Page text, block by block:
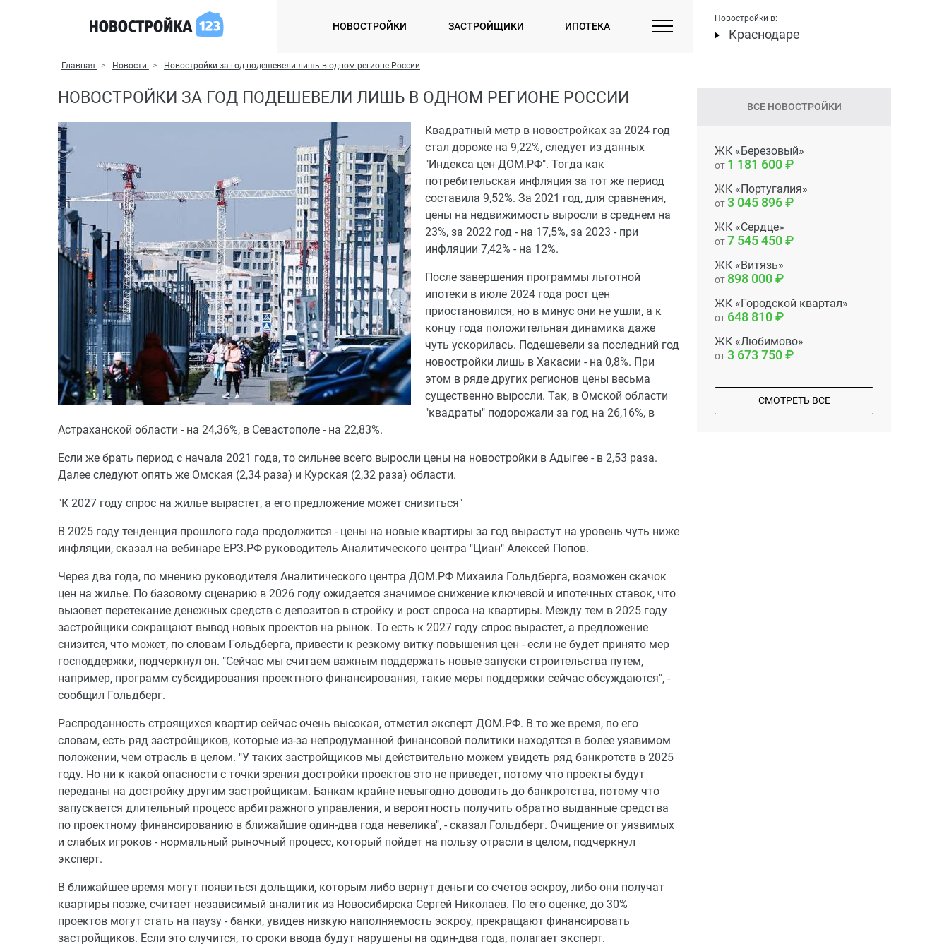
НОВОСТРОЙКИ ЗАСТРОЙЩИКИ ИПОТЕКА
Новостройки в:
Краснодаре
Главная Новости Новостройки за год подешевели лишь в одном регионе России
НОВОСТРОЙКИ ЗА ГОД ПОДЕШЕВЕЛИ ЛИШЬ В ОДНОМ РЕГИОНЕ РОССИИ
Квадратный метр в новостройках за 2024 год
стал дороже на 9,22%, следует из данных
"Индекса цен ДОМ.РФ". Тогда как
потребительская инфляция за тот же период
составила 9,52%. За 2021 год, для сравнения,
цены на недвижимость выросли в среднем на
23%, за 2022 год - на 17,5%, за 2023 - при
инфляции 7,42% - на 12%.
После завершения программы льготной
ипотеки в июле 2024 года рост цен
приостановился, но в минус они не ушли, а к
концу года положительная динамика даже
чуть ускорилась. Подешевели за последний год
новостройки лишь в Хакасии - на 0,8%. При
этом в ряде других регионов цены весьма
существенно выросли. Так, в Омской области
"квадраты" подорожали за год на 26,16%, в
Астраханской области - на 24,36%, в Севастополе - на 22,83%.
Если же брать период с начала 2021 года, то сильнее всего выросли цены на новостройки в Адыгее - в 2,53 раза.
Далее следуют опять же Омская (2,34 раза) и Курская (2,32 раза) области.
"К 2027 году спрос на жилье вырастет, а его предложение может снизиться"
В 2025 году тенденция прошлого года продолжится - цены на новые квартиры за год вырастут на уровень чуть ниже
инфляции, сказал на вебинаре ЕРЗ.РФ руководитель Аналитического центра "Циан" Алексей Попов.
Через два года, по мнению руководителя Аналитического центра ДОМ.РФ Михаила Гольдберга, возможен скачок
цен на жилье. По базовому сценарию в 2026 году ожидается значимое снижение ключевой и ипотечных ставок, что
вызовет перетекание денежных средств с депозитов в стройку и рост спроса на квартиры. Между тем в 2025 году
застройщики сокращают вывод новых проектов на рынок. То есть к 2027 году спрос вырастет, а предложение
снизится, что может, по словам Гольдберга, привести к резкому витку повышения цен - если не будет принято мер
господдержки, подчеркнул он. "Сейчас мы считаем важным поддержать новые запуски строительства путем,
например, программ субсидирования проектного финансирования, такие меры поддержки сейчас обсуждаются", -
сообщил Гольдберг.
Распроданность строящихся квартир сейчас очень высокая, отметил эксперт ДОМ.РФ. В то же время, по его
словам, есть ряд застройщиков, которые из-за непродуманной финансовой политики находятся в более уязвимом
положении, чем отрасль в целом. "У таких застройщиков мы действительно можем увидеть ряд банкротств в 2025
году. Но ни к какой опасности с точки зрения достройки проектов это не приведет, потому что проекты будут
переданы на достройку другим застройщикам. Банкам крайне невыгодно доводить до банкротства, потому что
запускается длительный процесс арбитражного управления, и вероятность получить обратно выданные средства
по проектному финансированию в ближайшие один-два года невелика", - сказал Гольдберг. Очищение от уязвимых
и слабых игроков - нормальный рыночный процесс, который пойдет на пользу отрасли в целом, подчеркнул
эксперт.
В ближайшее время могут появиться дольщики, которым либо вернут деньги со счетов эскроу, либо они получат
квартиры позже, считает независимый аналитик из Новосибирска Сергей Николаев. По его оценке, до 30%
проектов могут стать на паузу - банки, увидев низкую наполняемость эскроу, прекращают финансировать
застройщиков. Если это случится, то сроки ввода будут нарушены на один-два года, полагает эксперт.
ВСЕ НОВОСТРОЙКИ
ЖК «Березовый»
от 1 181 600
ЖК «Португалия»
от3 045 896
ЖК «Сердце»
от7 545 450
ЖК «Витязь»
от 898 000
ЖК «Городской квартал»
от 648 810
ЖК «Любимово»
от3 673 750
СМОТРЕТЬ ВСЕ